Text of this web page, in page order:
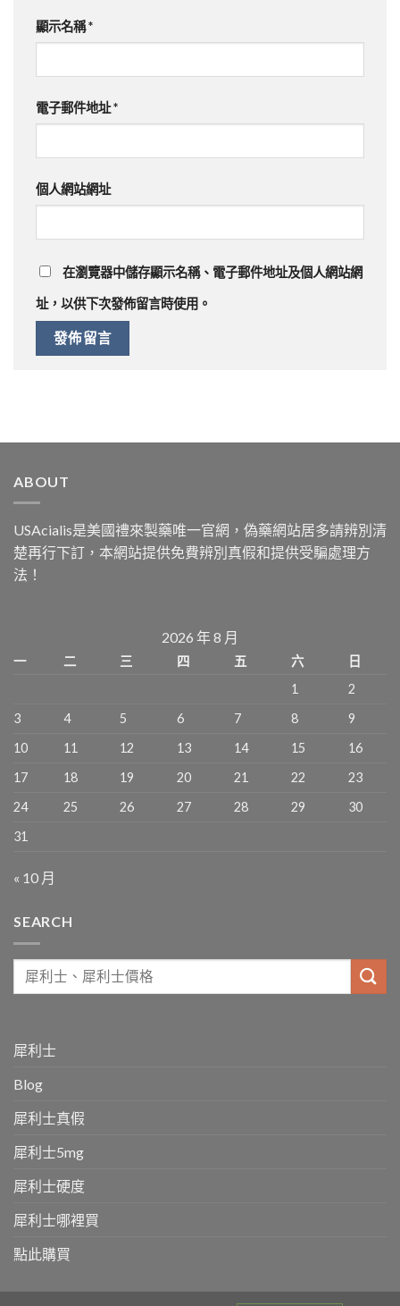
顯示名稱*
電子郵件地址*
個人網站網址
在瀏覽器中儲存顯示名稱、電子郵件地址及個人網站網
址，以供下次發佈留言時使用。
ABOUT
USAcialis是美國禮來製藥唯一官網，偽藥網站居多請辨別清
楚再行下訂，本網站提供免費辨別真假和提供受騙處理方
法！
2026 年 8 月
一 二 三 四 五 六
日
1
2
3
4 5 6 7 8
9
10
11 12 13 14 15
16
17
18 19 20 21 22
23
24
25 26 27 28 29
30
31
« 10 月
SEARCH
犀利士
Blog
犀利士真假
犀利士5mg
犀利士硬度
犀利士哪裡買
點此購買